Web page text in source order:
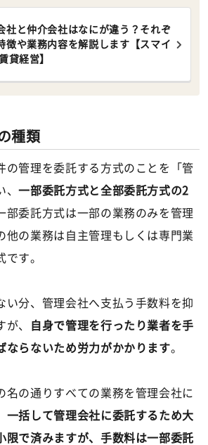
社と仲介会社はなにが違う？それぞ
徴や業務内容を解説します【スマイ
貸経営】
種類
の管理を委託する方式のことを「管
、一部委託方式と全部委託方式の2
部委託方式は一部の業務のみを管理
他の業務は自主管理もしくは専門業
です。
い分、管理会社へ支払う手数料を抑
が、
自身で管理を行ったり業者を手
ならないため労力がかかります。
名の通りすべての業務を管理会社に
一括して管理会社に委託するため大
限で済みますが、手数料は一部委託